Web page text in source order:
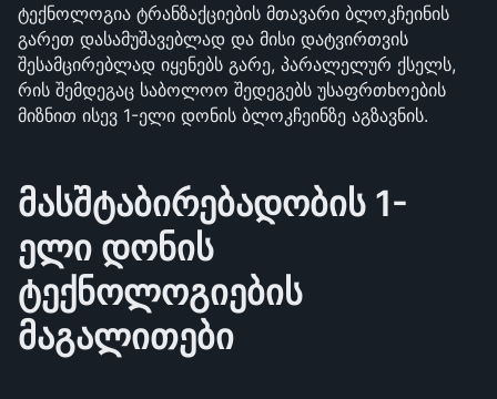
ტექნოლოგია ტრანზაქციების მთავარი ბლოკჩეინის
გარეთ დასამუშავებლად და მისი დატვირთვის
შესამცირებლად იყენებს გარე, პარალელურ ქსელს,
რის შემდეგაც საბოლოო შედეგებს უსაფრთხოების
მიზნით ისევ 1-ელი დონის ბლოკჩეინზე აგზავნის.
მასშტაბირებადობის 1-
ელი დონის
ტექნოლოგიების
მაგალითები